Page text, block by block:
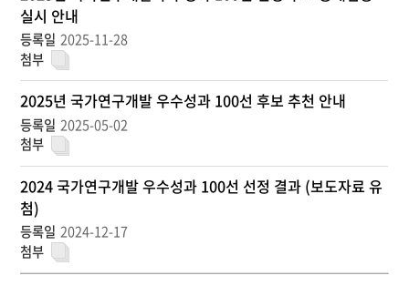
우
수
성
100
선
>
100
안
내
목
록
-
실시 안내
2025-11-28
2025년 국가연구개발 우수성과 100선 후보 추천 안내
2025-05-02
2024 국가연구개발 우수성과 100선 선정 결과 (보도자료 유
첨)
2024-12-17